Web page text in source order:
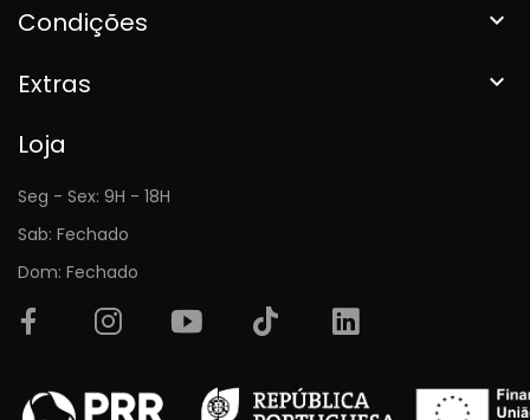
Condições 
Extras 
Loja
Seg - Sex: 9H - 18H
Sab: Fechado
Dom: Fechado